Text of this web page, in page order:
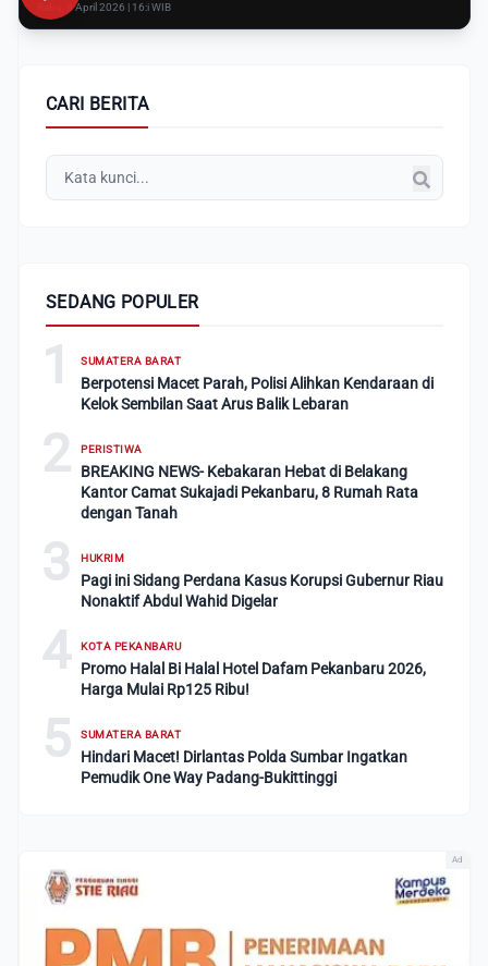
Rabu, 8 April 2026 | 16:i WIB
CARI BERITA
SEDANG POPULER
1 SUMATERA BARAT
Berpotensi Macet Parah, Polisi Alihkan Kendaraan di
Kelok Sembilan Saat Arus Balik Lebaran
2 PERISTIWA
BREAKING NEWS- Kebakaran Hebat di Belakang
Kantor Camat Sukajadi Pekanbaru, 8 Rumah Rata
dengan Tanah
3 HUKRIM
Pagi ini Sidang Perdana Kasus Korupsi Gubernur Riau
Nonaktif Abdul Wahid Digelar
4 KOTA PEKANBARU
Promo Halal Bi Halal Hotel Dafam Pekanbaru 2026,
Harga Mulai Rp125 Ribu!
5 SUMATERA BARAT
Hindari Macet! Dirlantas Polda Sumbar Ingatkan
Pemudik One Way Padang-Bukittinggi
Ad